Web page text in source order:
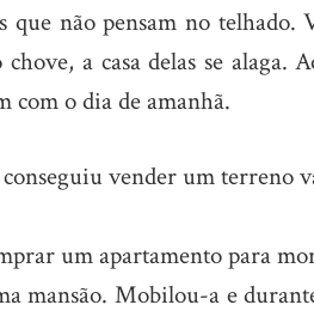
que não pensam no
chove, a casa delas se
com o dia de amanhã.
vender um terreno
um apartamento para
mansão. Mobilou-a e